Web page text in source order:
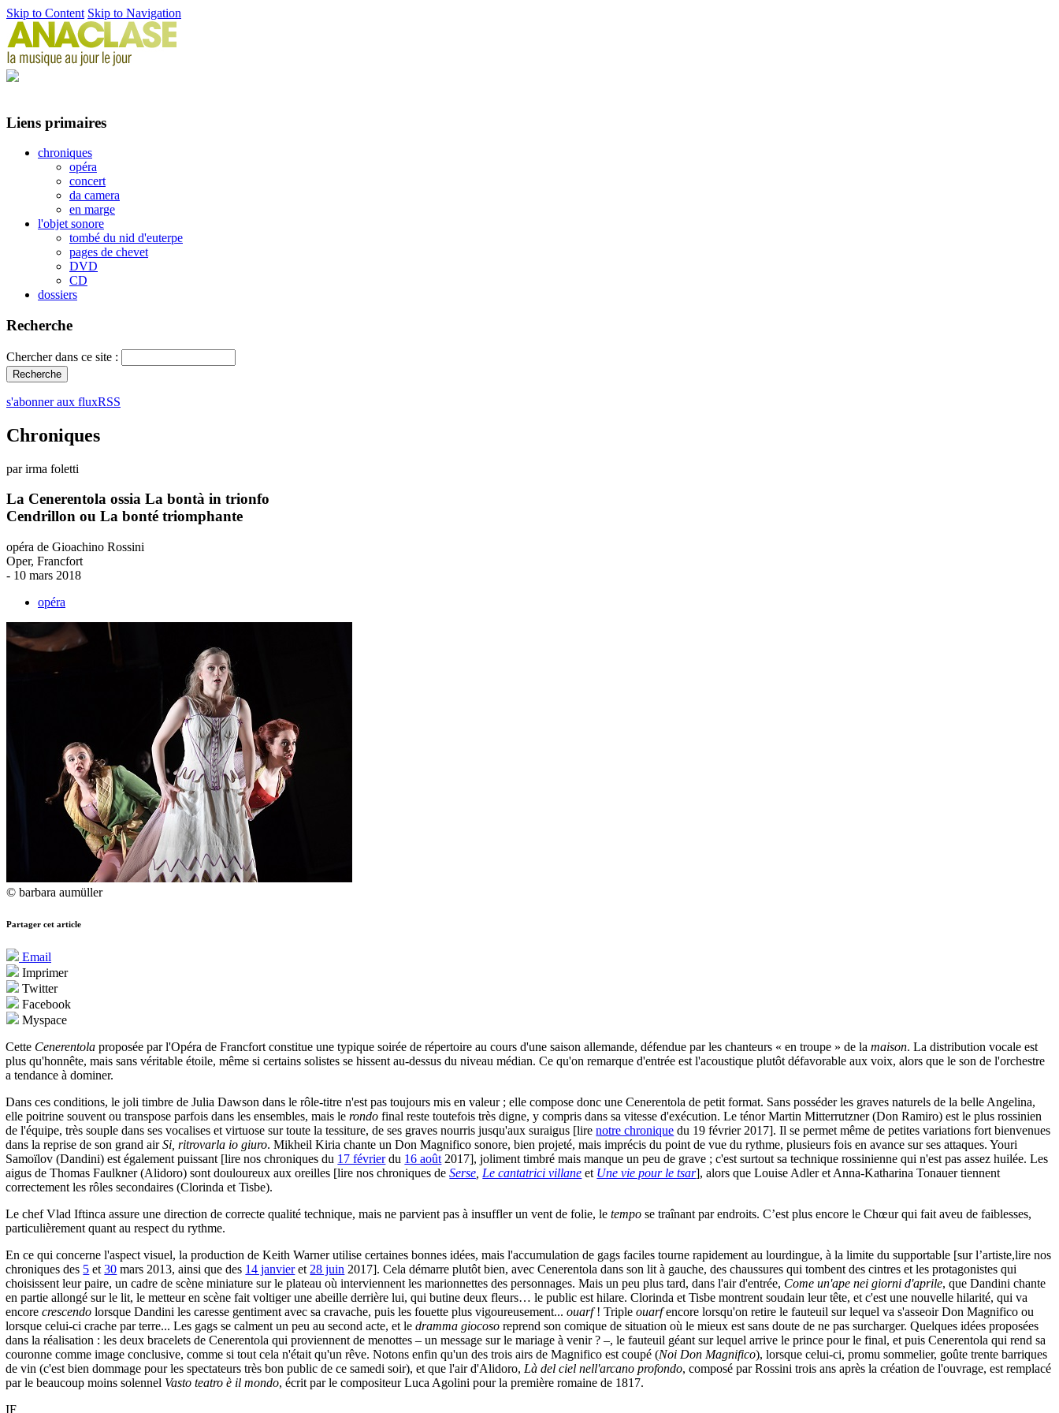
Skip to Content Skip to Navigation
Liens primaires
chroniques
opéra
concert
da camera
en marge
l'objet sonore
tombé du nid d'euterpe
pages de chevet
DVD
CD
dossiers
Recherche
Chercher dans ce site :
s'abonner aux fluxRSS
Chroniques
par irma foletti
La Cenerentola ossia La bontà in trionfo
Cendrillon ou La bonté triomphante
opéra de Gioachino Rossini
Oper, Francfort
- 10 mars 2018
opéra
© barbara aumüller
Partager cet article
Email
Imprimer
Twitter
Facebook
Myspace
Cette Cenerentola proposée par l'Opéra de Francfort constitue une typique soirée de répertoire au cours d'une saison allemande, défendue par les chanteurs « en troupe » de lamaison. La distribution vocale est
plus qu'honnête, mais sans véritable étoile, même si certains solistes se hissent au-dessus du niveau médian. Ce qu'on remarque d'entrée est l'acoustique plutôt défavorable aux voix, alors que le son de l'orchestre
a tendance à dominer.
Dans ces conditions, le joli timbre de Julia Dawson dans le rôle-titre n'est pas toujours mis en valeur ; elle compose donc une Cenerentola de petit format. Sans posséder les graves naturels de la belle Angelina,
elle poitrine souvent ou transpose parfois dans les ensembles, mais lerondo final reste toutefois très digne, y compris dans sa vitesse d'exécution. Le ténor Martin Mitterrutzner (Don Ramiro) est le plus rossinien
de l'équipe, très souple dans ses vocalises et virtuose sur toute la tessiture, de ses graves nourris jusqu'aux suraigus [lirenotre chronique du 19 février 2017]. Il se permet même de petites variations fort bienvenues
dans la reprise de son grand airSi, ritrovarla io giuro. Mikheil Kiria chante un Don Magnifico sonore, bien projeté, mais imprécis du point de vue du rythme, plusieurs fois en avance sur ses attaques. Youri
Samoïlov (Dandini) est également puissant [lire nos chroniques du 17 févrierdu 16 août 2017], joliment timbré mais manque un peu de grave ; c'est surtout sa technique rossinienne qui n'est pas assez huilée. Les
aigus de Thomas Faulkner (Alidoro) sont douloureux aux oreilles [lire nos chroniques deSerse Le cantatrici villane et Une vie pour le tsar], alors que Louise Adler et Anna-Katharina Tonauer tiennent
correctement les rôles secondaires (Clorinda et Tisbe).
Le chef Vlad Iftinca assure une direction de correcte qualité technique, mais ne parvient pas à insuffler un vent de folie, letempo se traînant par endroits. C’est plus encore le Chœur qui fait aveu de faiblesses,
particulièrement quant au respect du rythme.
En ce qui concerne l'aspect visuel, la production de Keith Warner utilise certaines bonnes idées, mais l'accumulation de gags faciles tourne rapidement au lourdingue, à la limite du supportable [sur l’artiste,lire nos
chroniques des 5 et30 mars 2013, ainsi que des 14 janvieret 28 juin 2017]. Cela démarre plutôt bien, avec Cenerentola dans son lit à gauche, des chaussures qui tombent des cintres et les protagonistes qui
choisissent leur paire, un cadre de scène miniature sur le plateau où interviennent les marionnettes des personnages. Mais un peu plus tard, dans l'air d'entrée, Come un'ape nei giorni d'aprile, que Dandini chante
en partie allongé sur le lit, le metteur en scène fait voltiger une abeille derrière lui, qui butine deux fleurs… le public est hilare. Clorinda et Tisbe montrent soudain leur tête, et c'est une nouvelle hilarité, qui va
encorecrescendo lorsque Dandini les caresse gentiment avec sa cravache, puis les fouette plus vigoureusement...ouarf! Tripleouarfencore lorsqu'on retire le fauteuil sur lequel va s'asseoir Don Magnifico ou
lorsque celui-ci crache par terre... Les gags se calment un peu au second acte, et ledramma giocoso reprend son comique de situation où le mieux est sans doute de ne pas surcharger. Quelques idées proposées
dans la réalisation : les deux bracelets de Cenerentola qui proviennent de menottes – un message sur le mariage à venir ? –, le fauteuil géant sur lequel arrive le prince pour le final, et puis Cenerentola qui rend sa
couronne comme image conclusive, comme si tout cela n'était qu'un rêve. Notons enfin qu'un des trois airs de Magnifico est coupé (Noi Don Magnifico), lorsque celui-ci, promu sommelier, goûte trente barriques
de vin (c'est bien dommage pour les spectateurs très bon public de ce samedi soir), et que l'air d'Alidoro, Là del ciel nell'arcano profondo, composé par Rossini trois ans après la création de l'ouvrage, est remplacé
par le beaucoup moins solennel Vasto teatro è il mondo, écrit par le compositeur Luca Agolini pour la première romaine de 1817.
IF